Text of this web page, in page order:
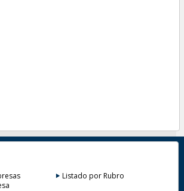
Listado por Rubro